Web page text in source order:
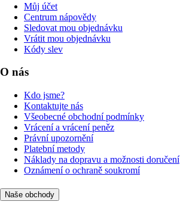
Můj účet
Centrum nápovědy
Sledovat mou objednávku
Vrátit mou objednávku
Kódy slev
O nás
Kdo jsme?
Kontaktujte nás
Všeobecné obchodní podmínky
Vrácení a vrácení peněz
Právní upozornění
Platební metody
Náklady na dopravu a možnosti doručení
Oznámení o ochraně soukromí
Naše obchody